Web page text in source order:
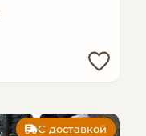
С доставкой